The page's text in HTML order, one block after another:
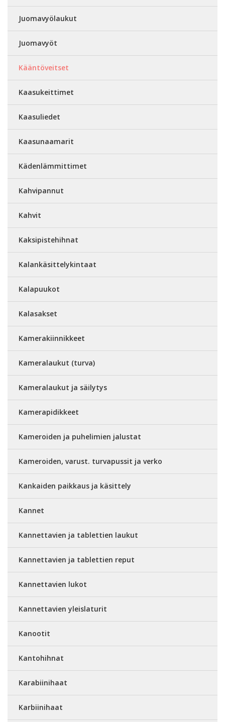
Juomavyölaukut
Juomavyöt
Kääntöveitset
Kaasukeittimet
Kaasuliedet
Kaasunaamarit
Kädenlämmittimet
Kahvipannut
Kahvit
Kaksipistehihnat
Kalankäsittelykintaat
Kalapuukot
Kalasakset
Kamerakiinnikkeet
Kameralaukut (turva)
Kameralaukut ja säilytys
Kamerapidikkeet
Kameroiden ja puhelimien jalustat
Kameroiden, varust. turvapussit ja verko
Kankaiden paikkaus ja käsittely
Kannet
Kannettavien ja tablettien laukut
Kannettavien ja tablettien reput
Kannettavien lukot
Kannettavien yleislaturit
Kanootit
Kantohihnat
Karabiinihaat
Karbiinihaat